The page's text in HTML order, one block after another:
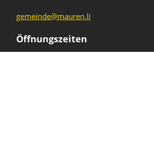
gemeinde@mauren.li
Öffnungszeiten
WochentageUhrzeiten